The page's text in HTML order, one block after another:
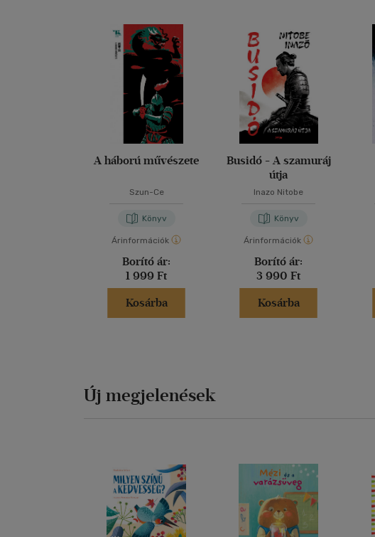
A háború művészete
Szun-Ce
Könyv
Árinformációk
Borító ár:
1 999 Ft
Kosárba
Busidó - A szamuráj
útja
Inazo Nitobe
Könyv
Árinformációk
Borító ár:
3 990 Ft
Kosárba
Új megjelenések